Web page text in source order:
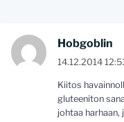
Hobgoblin
14.12.2014
Kiitos
gluteeniton
johtaa harhaan,